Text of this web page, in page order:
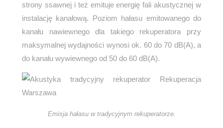
strony ssawnej i też emituje energię fali akustycznej w
instalację kanałową. Poziom hałasu emitowanego do
kanału nawiewnego dla takiego rekuperatora przy
maksymalnej wydajności wynosi ok. 60 do 70 dB(A), a
do kanału wywiewnego od 50 do 60 dB(A).
Emisja hałasu w tradycyjnym rekuperatorze.